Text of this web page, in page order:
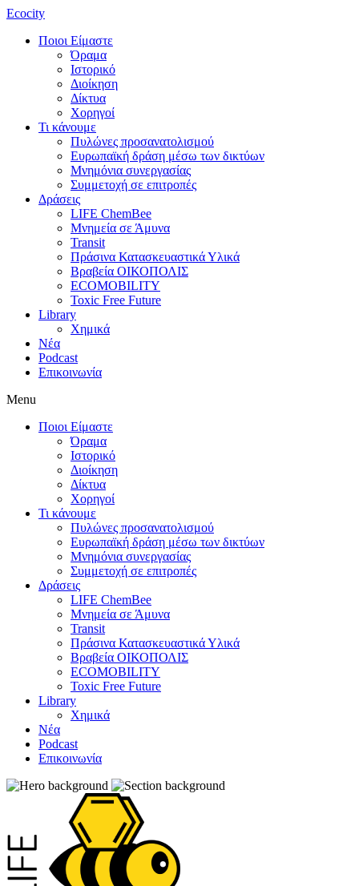
Ecocity
Ποιοι Είμαστε
Όραμα
Ιστορικό
Διοίκηση
Δίκτυα
Χορηγοί
Τι κάνουμε
Πυλώνες προσανατολισμού
Ευρωπαϊκή δράση μέσω των δικτύων
Μνημόνια συνεργασίας
Συμμετοχή σε επιτροπές
Δράσεις
LIFE ChemBee
Μνημεία σε Άμυνα
Transit
Πράσινα Κατασκευαστικά Υλικά
Βραβεία ΟΙΚΟΠΟΛΙΣ
ECOMOBILITY
Toxic Free Future
Library
Χημικά
Νέα
Podcast
Επικοινωνία
Menu
Ποιοι Είμαστε
Όραμα
Ιστορικό
Διοίκηση
Δίκτυα
Χορηγοί
Τι κάνουμε
Πυλώνες προσανατολισμού
Ευρωπαϊκή δράση μέσω των δικτύων
Μνημόνια συνεργασίας
Συμμετοχή σε επιτροπές
Δράσεις
LIFE ChemBee
Μνημεία σε Άμυνα
Transit
Πράσινα Κατασκευαστικά Υλικά
Βραβεία ΟΙΚΟΠΟΛΙΣ
ECOMOBILITY
Toxic Free Future
Library
Χημικά
Νέα
Podcast
Επικοινωνία